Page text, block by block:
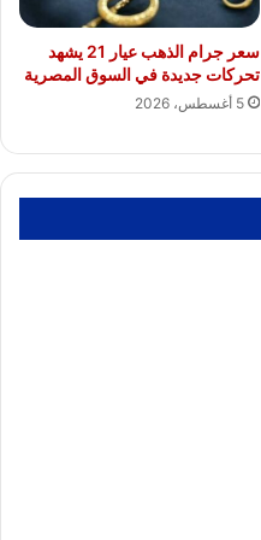
سعر جرام الذهب عيار 21 يشهد
تحركات جديدة في السوق المصرية
5 أغسطس، 2026